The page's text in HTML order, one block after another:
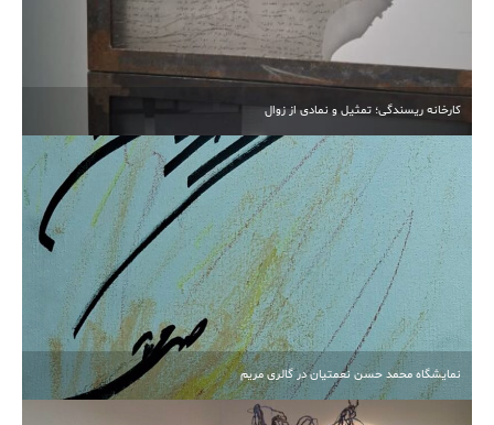
انتخابات مجدد هیأت‌مدیره خیرین مدرسه‌ساز کاشان برگزار
شد
کارخانه ریسندگی؛ تمثیل و نمادی از زوال
نمایشگاه محمد حسن نعمتیان در گالری مریم